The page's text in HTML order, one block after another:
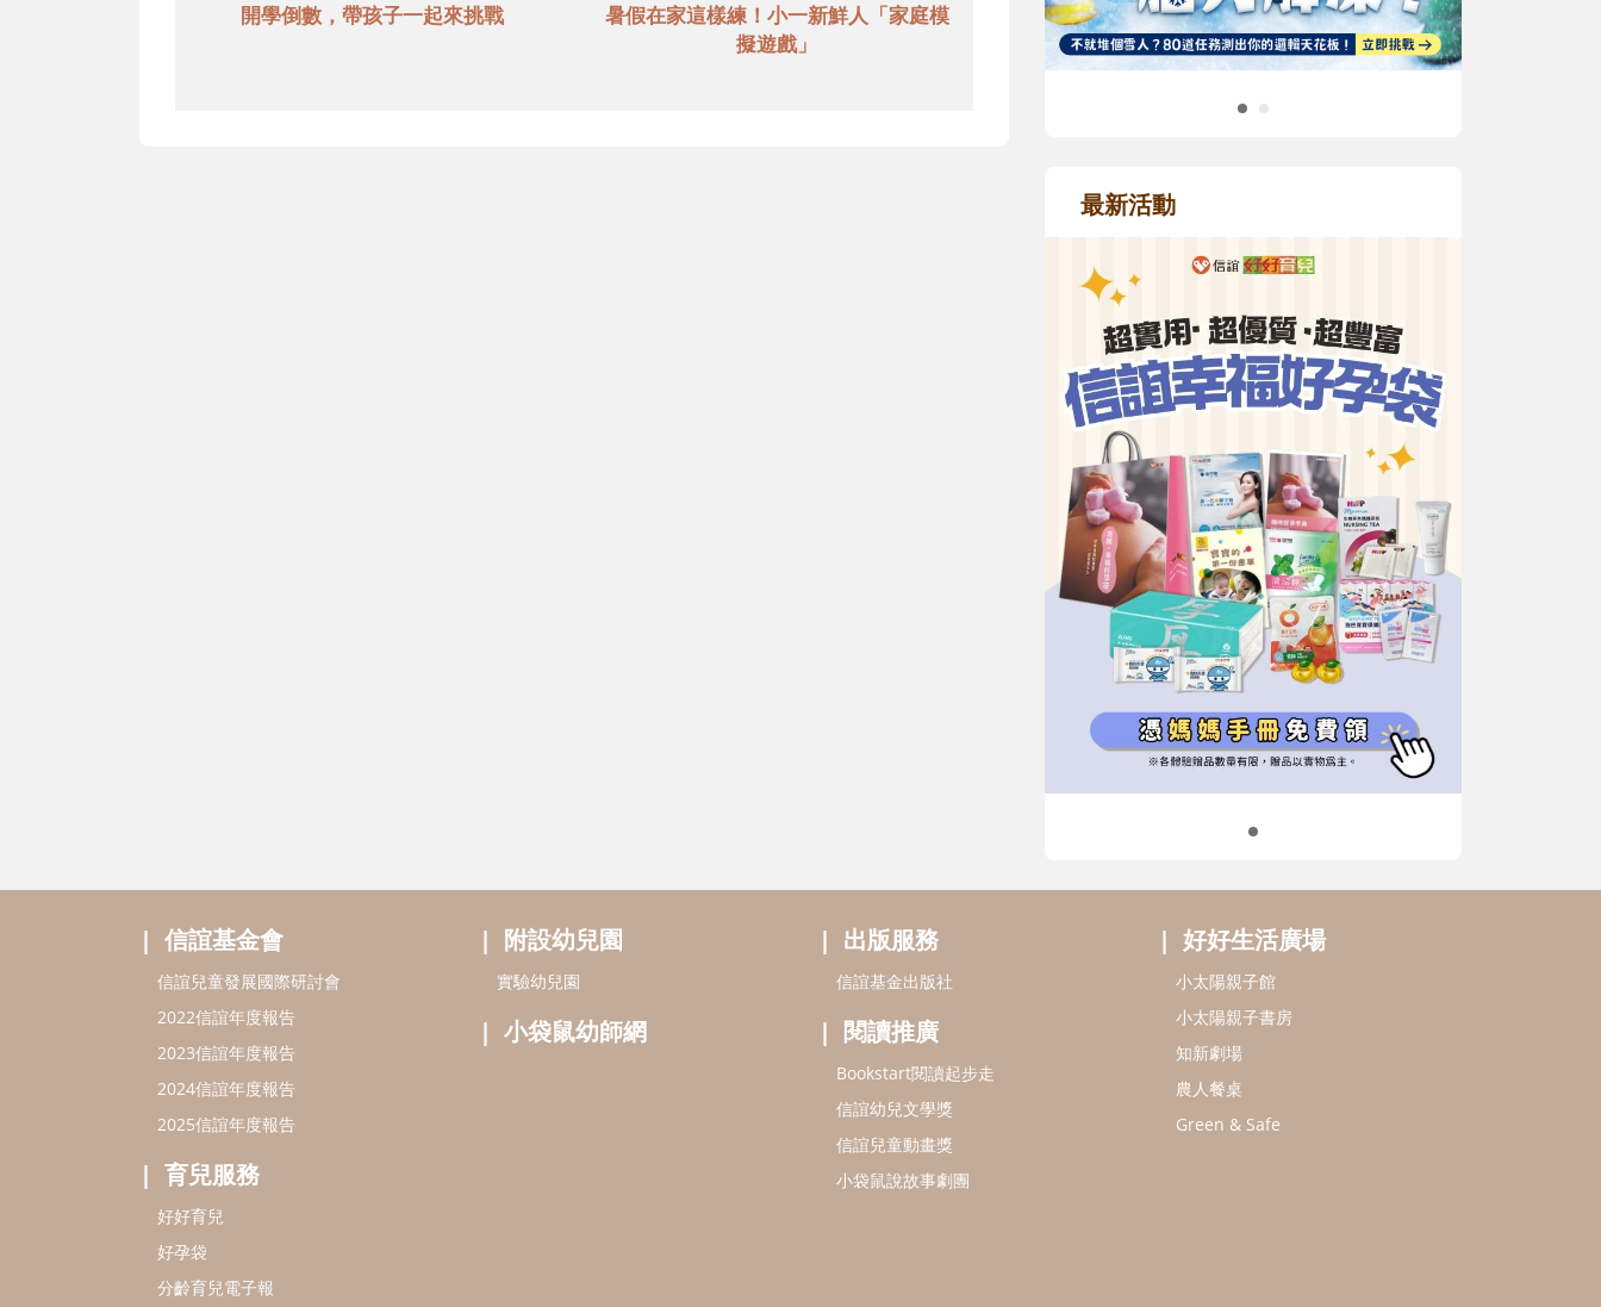
開學倒數，帶孩子一起來挑戰
暑假在家這樣練！小一新鮮人「家庭模
擬遊戲」
最新活動
信誼基金會
信誼兒童發展國際研討會
2022信誼年度報告
2023信誼年度報告
2024信誼年度報告
2025信誼年度報告
育兒服務
好好育兒
好孕袋
分齡育兒電子報
附設幼兒園
實驗幼兒園
小袋鼠幼師網
出版服務
信誼基金出版社
閱讀推廣
Bookstart閱讀起步走
信誼幼兒文學獎
信誼兒童動畫獎
小袋鼠說故事劇團
好好生活廣場
小太陽親子館
小太陽親子書房
知新劇場
農人餐桌
Green & Safe